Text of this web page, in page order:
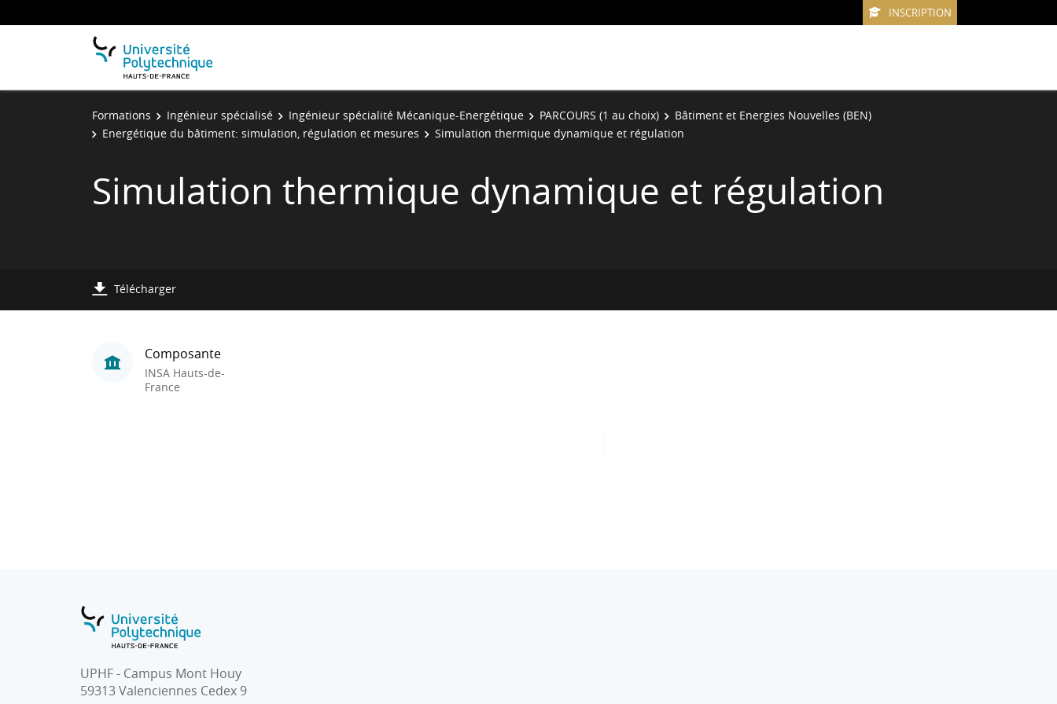
INSCRIPTION
Formations Ingénieur spécialisé Ingénieur spécialité Mécanique-Energétique PARCOURS (1 au choix)
Bâtiment et Energies Nouvelles (BEN)
Energétique du bâtiment: simulation, régulation et mesures
Simulation thermique dynamique et régulation
Simulation thermique dynamique et régulation
Télécharger
Composante
INSA Hauts-de-
France
UPHF - Campus Mont Houy
59313 Valenciennes Cedex 9